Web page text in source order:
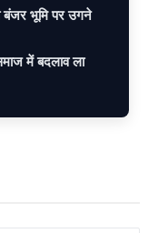
बंजर भूमि पर उगने
में बदलाव ला